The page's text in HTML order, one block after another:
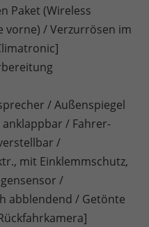
Paket (Wireless
vorne) / Verzurrösen im
/ Außenspiegel
/ Fahrer-
/
mit Einklemmschutz,
/
abblendend / Getönte